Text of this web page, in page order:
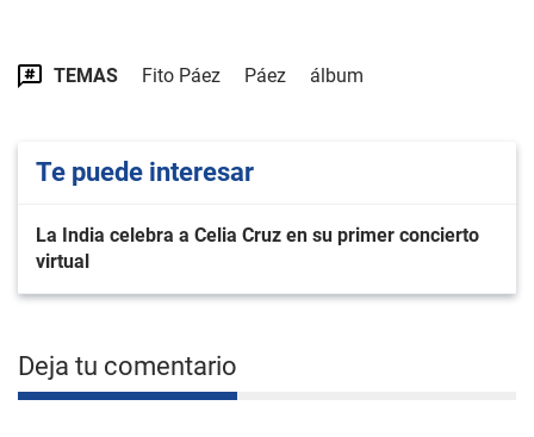
TEMAS Fito Páez Páez álbum
Te puede interesar
La India celebra a Celia Cruz en su primer concierto
virtual
Deja tu comentario